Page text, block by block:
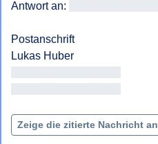
Antwort an:
Postanschrift
Zeige die zitierte Nachricht an